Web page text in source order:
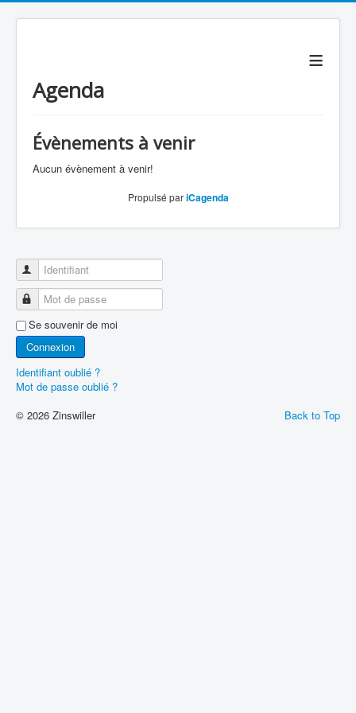
≡
Agenda
Évènements à venir
Aucun évènement à venir!
Propulsé pariCagenda
Identifiant
Mot de passe
Se souvenir de moi
Connexion
Identifiant oublié ?
Mot de passe oublié ?
Back to Top
© 2026 Zinswiller